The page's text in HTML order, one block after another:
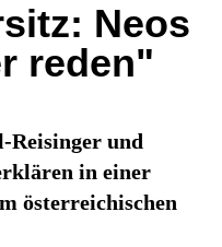
Neos
reden"
Reisinger und
in einer
österreichischen